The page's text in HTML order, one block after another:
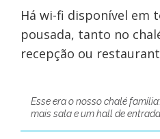
Há wi-fi disponível em
pousada, tanto no
recepção ou
Esse era o nosso chalé
mais sala e um hall de entrada